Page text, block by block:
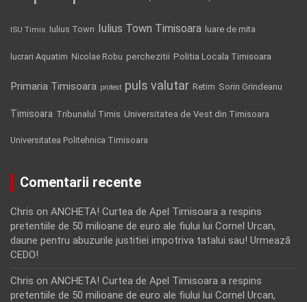
ISU Timis Iulius Town Iulius Town Timisoara luare de mita
lucrari Aquatim Nicolae Robu perchezitii Politia Locala Timisoara
Primaria Timisoara protest puls valutar Retim Sorin Grindeanu
Timisoara Tribunalul Timis Universitatea de Vest din Timisoara
Universitatea Politehnica Timisoara
Comentarii recente
Chris on ANCHETA! Curtea de Apel Timisoara a respins
pretentiile de 50 milioane de euro ale fiului lui Cornel Urcan,
daune pentru abuzurile justitiei impotriva tatalui sau! Urmează
CEDO!
Chris on ANCHETA! Curtea de Apel Timisoara a respins
pretentiile de 50 milioane de euro ale fiului lui Cornel Urcan,